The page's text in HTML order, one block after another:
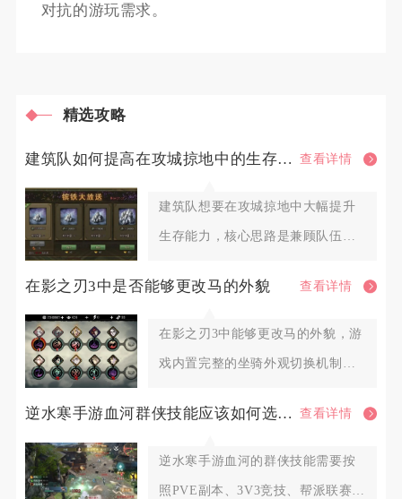
对抗的游玩需求。
精选攻略
建筑队如何提高在攻城掠地中的生存能力 查看详情
建筑队想要在攻城掠地中大幅提升
生存能力，核心思路是兼顾队伍基
在影之刃3中是否能够更改马的外貌 查看详情
在影之刃3中能够更改马的外貌，游
戏内置完整的坐骑外观切换机制，
逆水寒手游血河群侠技能应该如何选择调整 查看详情
逆水寒手游血河的群侠技能需要按
照PVE副本、3V3竞技、帮派联赛三